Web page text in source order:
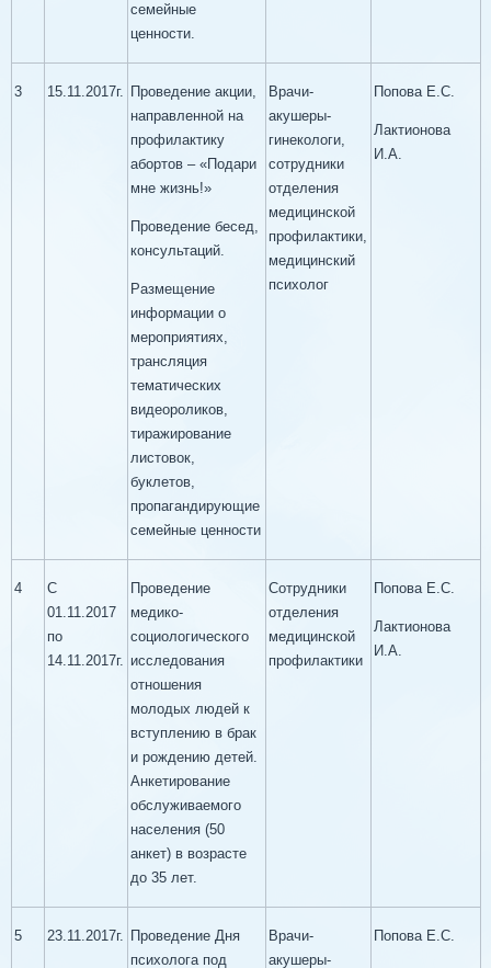
семейные
ценности.
3 15.11.2017г. Проведение акции,
направленной на
профилактику
абортов – «Подари
мне жизнь!»
Проведение бесед,
консультаций.
Размещение
информации о
мероприятиях,
трансляция
тематических
видеороликов,
тиражирование
листовок,
буклетов,
пропагандирующие
семейные ценности
Врачи-
акушеры-
гинекологи,
сотрудники
отделения
медицинской
профилактики,
медицинский
психолог
Попова Е.С.
Лактионова
И.А.
4
С
01.11.2017
по
14.11.2017г.
Проведение
медико-
социологического
исследования
отношения
молодых людей к
вступлению в брак
и рождению детей.
Анкетирование
обслуживаемого
населения (50
анкет) в возрасте
до 35 лет.
Сотрудники
отделения
медицинской
профилактики
Попова Е.С.
Лактионова
И.А.
5 23.11.2017г. Проведение Дня
психолога под
Врачи-
акушеры-
Попова Е.С.